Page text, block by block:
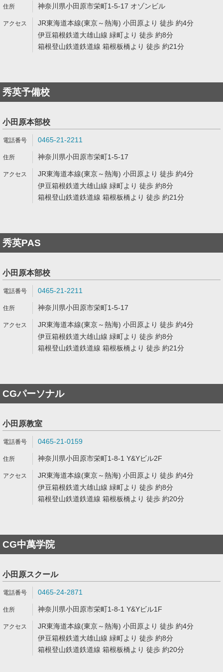
神奈川県小田原市栄町1-5-17 オゾンビル
JR東海道本線(東京～熱海) 小田原より 徒歩 約4分
伊豆箱根鉄道大雄山線 緑町より 徒歩 約8分
箱根登山鉄道鉄道線 箱根板橋より 徒歩 約21分
秀英予備校
小田原本部校
0465-21-2211
神奈川県小田原市栄町1-5-17
JR東海道本線(東京～熱海) 小田原より 徒歩 約4分
伊豆箱根鉄道大雄山線 緑町より 徒歩 約8分
箱根登山鉄道鉄道線 箱根板橋より 徒歩 約21分
秀英PAS
小田原本部校
0465-21-2211
神奈川県小田原市栄町1-5-17
JR東海道本線(東京～熱海) 小田原より 徒歩 約4分
伊豆箱根鉄道大雄山線 緑町より 徒歩 約8分
箱根登山鉄道鉄道線 箱根板橋より 徒歩 約21分
CGパーソナル
小田原教室
0465-21-0159
神奈川県小田原市栄町1-8-1 Y&Yビル2F
JR東海道本線(東京～熱海) 小田原より 徒歩 約4分
伊豆箱根鉄道大雄山線 緑町より 徒歩 約8分
箱根登山鉄道鉄道線 箱根板橋より 徒歩 約20分
CG中萬学院
小田原スクール
0465-24-2871
神奈川県小田原市栄町1-8-1 Y&Yビル1F
JR東海道本線(東京～熱海) 小田原より 徒歩 約4分
伊豆箱根鉄道大雄山線 緑町より 徒歩 約8分
箱根登山鉄道鉄道線 箱根板橋より 徒歩 約20分